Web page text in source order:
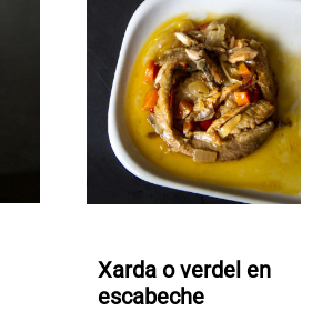
Xarda o verdel en
escabeche